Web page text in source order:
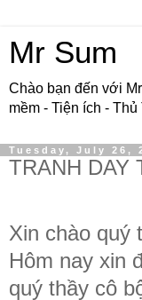
Mr Sum
Chào bạn đến với
mềm - Tiện ích -
Tuesday, July 26,
TRANH DAY
Xin chào quý
Hôm nay xin
quý thầy cô